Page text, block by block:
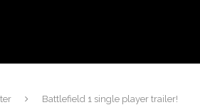
Battlefield 1 single player trailer!